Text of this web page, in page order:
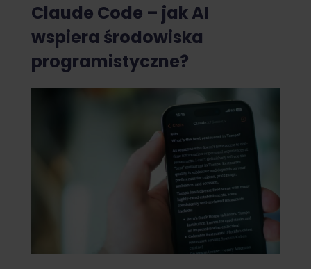
Claude Code – jak AI
wspiera środowiska
programistyczne?